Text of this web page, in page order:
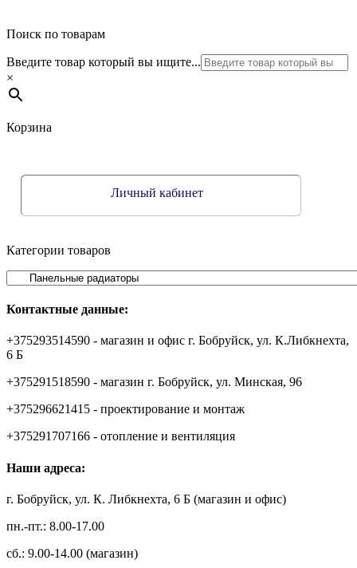
Поиск по товарам
Введите товар который вы ищите...
×
Корзина
Личный кабинет
Категории товаров
Контактные данные:
+375293514590 - магазин и офис г. Бобруйск, ул. К.Либкнехта,
6 Б
+375291518590 - магазин г. Бобруйск, ул. Минская, 96
+375296621415 - проектирование и монтаж
+375291707166 - отопление и вентиляция
Наши адреса:
г. Бобруйск, ул. К. Либкнехта, 6 Б (магазин и офис)
пн.-пт.: 8.00-17.00
сб.: 9.00-14.00 (магазин)